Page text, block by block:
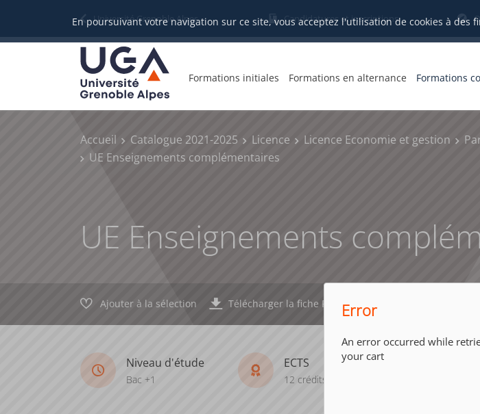
En poursuivant votre navigation sur ce site, vous acceptez l'utilisation de cookies à des
Université Grenoble Alpes Candidatures et inscriptions
Formations initiales Formations en alternance Formations
Accueil Catalogue 2021-2025 Licence Licence Economie et gestion
UE Enseignements complémentaires
UE Enseignements
Ajouter à la sélection Télécharger la fiche PDF
Niveau d'étude
Bac +1
ECTS
12 crédits
Faculté
Error
An error occurred while
your cart